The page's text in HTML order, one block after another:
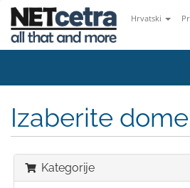
Hrvatski
Izaberite
Kategorije